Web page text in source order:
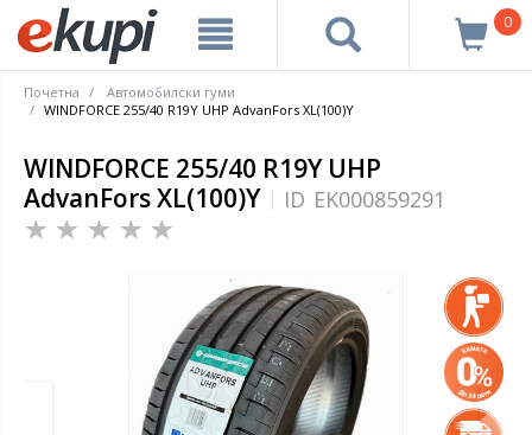
0
Почетна
Автомобилски гуми
WINDFORCE 255/40 R19Y UHP AdvanFors XL(100)Y
WINDFORCE 255/40 R19Y UHP
AdvanFors XL(100)Y
ID EK000859291